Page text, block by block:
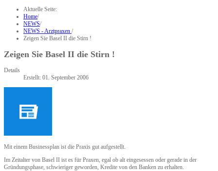
Aktuelle Seite:
Home/
NEWS/
NEWS - Arztpraxen /
Zeigen Sie Basel II die Stirn !
Zeigen Sie Basel II die Stirn !
Details
Erstellt: 01. September 2006
Mit einem Businessplan ist die Praxis gut aufgestellt.
Im Zeitalter von Basel II ist es für Praxen, egal ob alt eingesessen oder gerade in der
Gründungsphase, schwieriger geworden, Kredite von den Banken zu erhalten.